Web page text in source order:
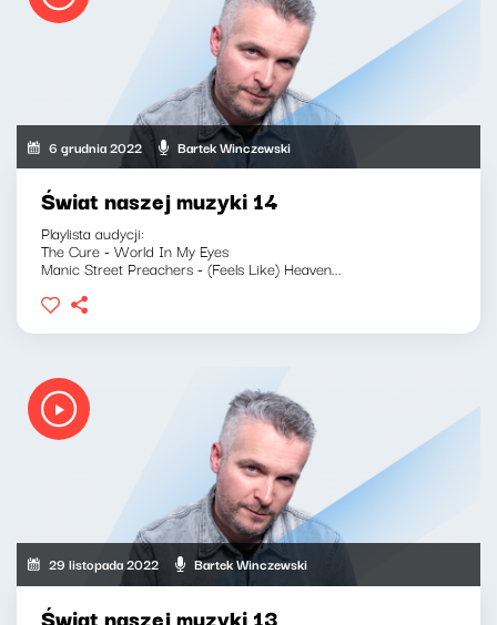
6 grudnia 2022 Bartek Winczewski
Świat naszej muzyki 14
Playlista audycji:
The Cure - World In My Eyes
Manic Street Preachers - (Feels Like) Heaven...
29 listopada 2022 Bartek Winczewski
Świat naszej muzyki 13